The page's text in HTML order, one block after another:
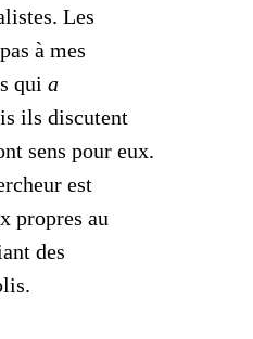
Les
à mes
qui a
ils discutent
sens pour eux.
est
propres au
des